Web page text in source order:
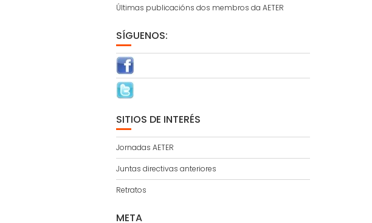
Últimas publicacións dos membros da AETER
SÍGUENOS:
SITIOS DE INTERÉS
Jornadas AETER
Juntas directivas anteriores
Retratos
META